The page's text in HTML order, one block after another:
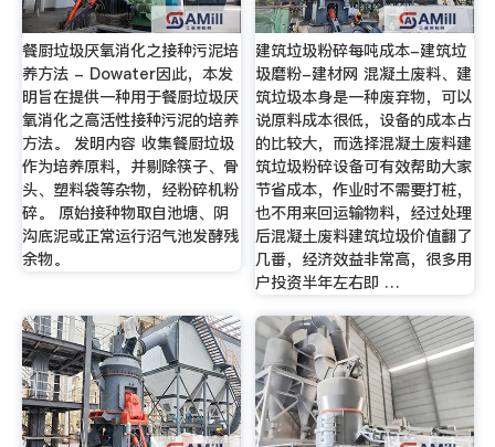
餐厨垃圾厌氧消化之接种污泥培
养方法 - Dowater因此，本发
明旨在提供一种用于餐厨垃圾厌
氧消化之高活性接种污泥的培养
方法。 发明内容 收集餐厨垃圾
作为培养原料，并剔除筷子、骨
头、塑料袋等杂物，经粉碎机粉
碎。 原始接种物取自池塘、阴
沟底泥或正常运行沼气池发酵残
余物。
建筑垃圾粉碎每吨成本-建筑垃
圾磨粉-建材网 混凝土废料、建
筑垃圾本身是一种废弃物，可以
说原料成本很低，设备的成本占
的比较大，而选择混凝土废料建
筑垃圾粉碎设备可有效帮助大家
节省成本，作业时不需要打桩，
也不用来回运输物料，经过处理
后混凝土废料建筑垃圾价值翻了
几番，经济效益非常高，很多用
户投资半年左右即 …